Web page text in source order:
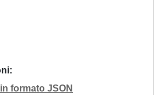
formato JSON